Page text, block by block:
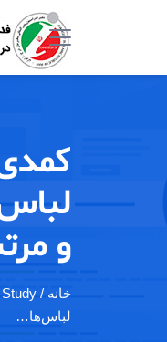
و
خانه
لباس‌ها…